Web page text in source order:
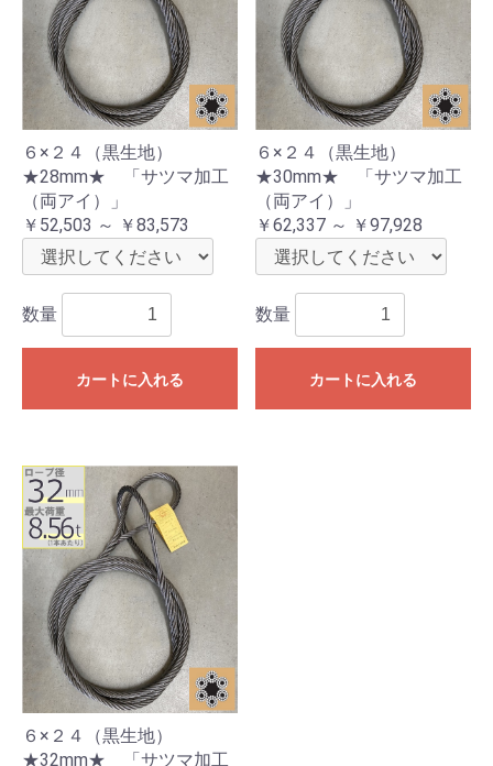
６×２４（黒生地）
★28mm★ 「サツマ加工
（両アイ）」
￥52,503 ～ ￥83,573
数量
カートに入れる
６×２４（黒生地）
★30mm★ 「サツマ加工
（両アイ）」
￥62,337 ～ ￥97,928
数量
カートに入れる
６×２４（黒生地）
★32mm★ 「サツマ加工